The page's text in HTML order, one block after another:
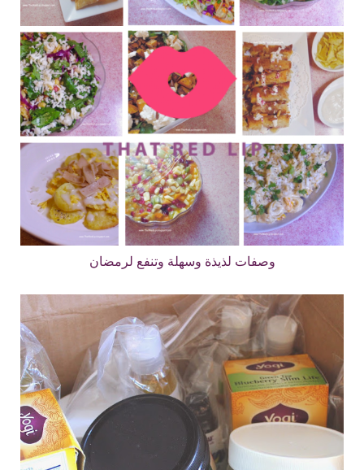
وصفات لذيذة وسهلة وتنفع لرمضان